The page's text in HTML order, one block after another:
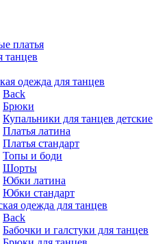
платья
танцев
одежда для танцев
Back
Брюки
Купальники для танцев детские
Платья латина
Платья стандарт
Топы и боди
Шорты
Юбки латина
Юбки стандарт
одежда для танцев
Back
Бабочки и галстуки для танцев